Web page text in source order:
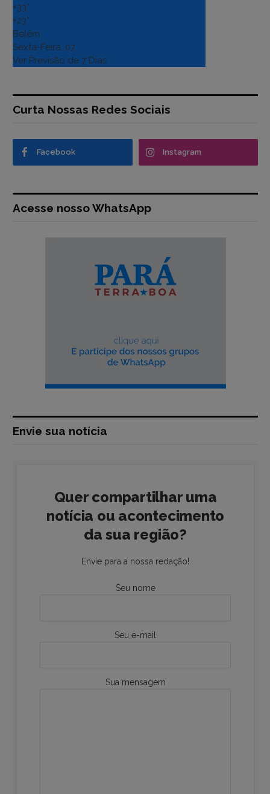
+33°
+23°
Belém
Sexta-Feira, 07
Ver Previsão de 7 Dias
Curta Nossas Redes Sociais
Facebook Instagram
Acesse nosso WhatsApp
Envie sua notícia
Quer compartilhar uma
notícia ou acontecimento
da sua região?
Envie para a nossa redação!
Seu nome
Seu e-mail
Sua mensagem